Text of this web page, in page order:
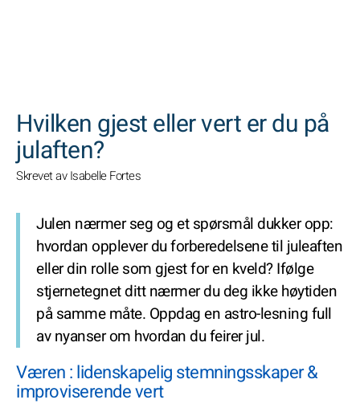
Hvilken gjest eller vert er du på
julaften?
Skrevet av Isabelle Fortes
Julen nærmer seg og et spørsmål dukker opp:
hvordan opplever du forberedelsene til juleaften
eller din rolle som gjest for en kveld? Ifølge
stjernetegnet ditt nærmer du deg ikke høytiden
på samme måte. Oppdag en astro-lesning full
av nyanser om hvordan du feirer jul.
Væren : lidenskapelig stemningsskaper &
improviserende vert